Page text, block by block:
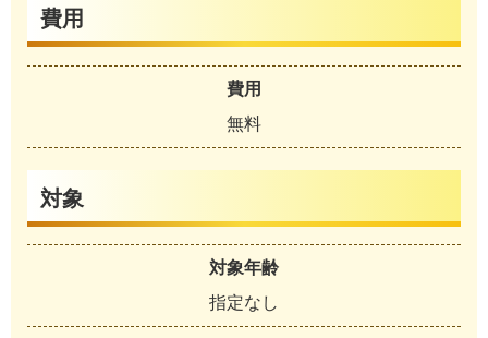
費用
費用
無料
対象
対象年齢
指定なし